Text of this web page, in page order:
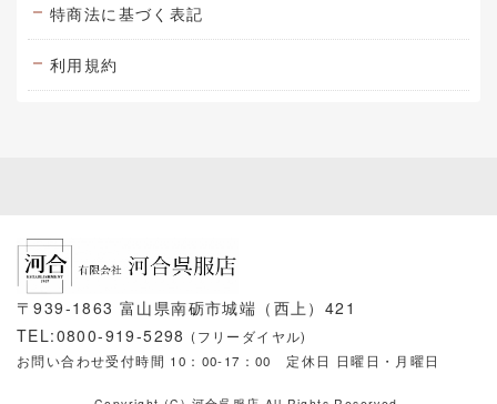
特商法に基づく表記
利用規約
〒939-1863 富山県南砺市城端（西上）421
TEL:0800-919-5298(フリーダイヤル)
お問い合わせ受付時間 10：00-17：00 定休日 日曜日・月曜日